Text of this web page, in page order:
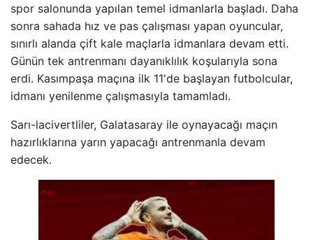
spor salonunda yapılan temel idmanlarla başladı. Daha
sonra sahada hız ve pas çalışması yapan oyuncular,
sınırlı alanda çift kale maçlarla idmanlara devam etti.
Günün tek antrenmanı dayanıklılık koşularıyla sona
erdi. Kasımpaşa maçına ilk 11'de başlayan futbolcular,
idmanı yenilenme çalışmasıyla tamamladı.
Sarı-lacivertliler, Galatasaray ile oynayacağı maçın
hazırlıklarına yarın yapacağı antrenmanla devam
edecek.